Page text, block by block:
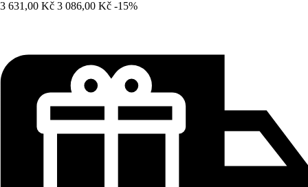
3 631,00 Kč 3 086,00 Kč -15%